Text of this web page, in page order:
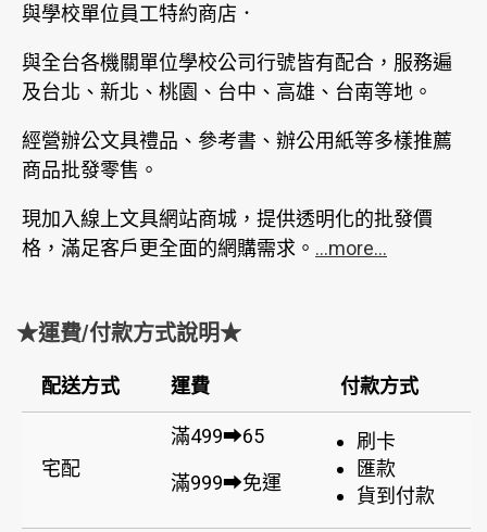
與學校單位員工特約商店．
與全台各機關單位學校公司行號皆有配合，服務遍
及台北、新北、桃園、台中、高雄、台南等地。
經營辦公文具禮品、參考書、辦公用紙等多樣推薦
商品批發零售。
現加入線上文具網站商城，提供透明化的批發價
格，滿足客戶更全面的網購需求。 ...more...
★運費/付款方式說明★
配送方式 運費 付款方式
宅配
滿499➡65
滿999➡免運
刷卡
匯款
貨到付款